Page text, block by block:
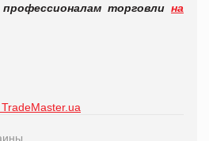
торговли на
TradeMaster.ua